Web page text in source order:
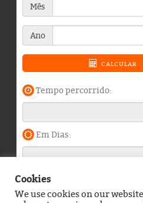
Blog do Durango Duarte ©
Cookies
We use cookies on our